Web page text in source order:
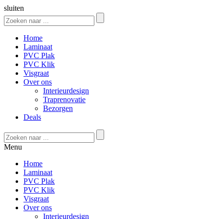
sluiten
Home
Laminaat
PVC Plak
PVC Klik
Visgraat
Over ons
Interieurdesign
Traprenovatie
Bezorgen
Deals
Menu
Home
Laminaat
PVC Plak
PVC Klik
Visgraat
Over ons
Interieurdesign